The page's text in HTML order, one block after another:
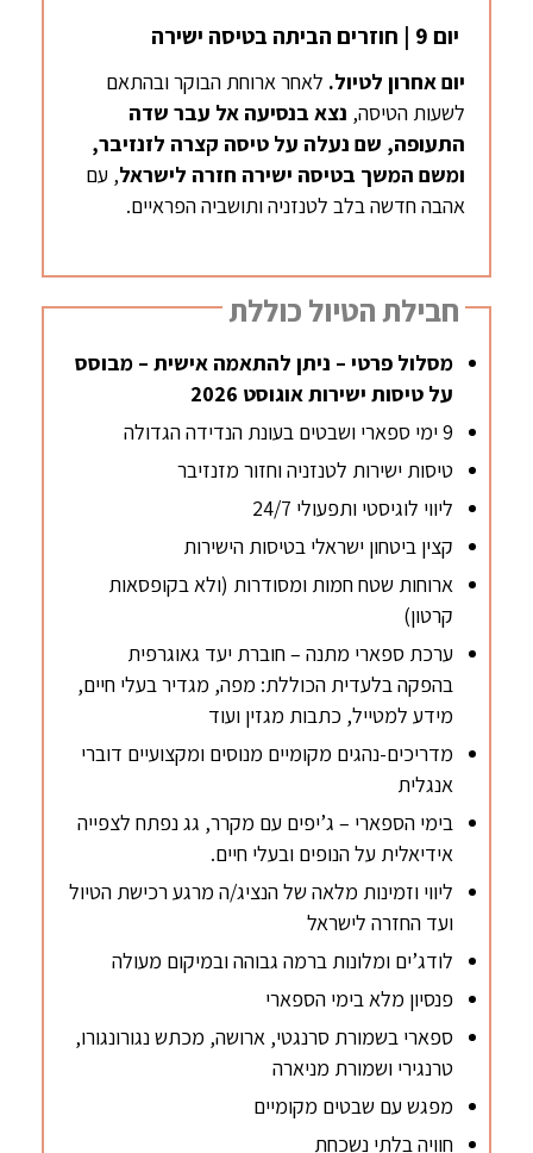
יום 9 | חוזרים הביתה בטיסה ישירה
יום אחרון לטיול. לאחר ארוחת הבוקר ובהתאם
לשעות הטיסה, נצא בנסיעה אל עבר שדה
התעופה, שם נעלה על טיסה קצרה לזנזיבר,
ומשם המשך בטיסה ישירה חזרה לישראל, עם
אהבה חדשה בלב לטנזניה ותושביה הפראיים.
חבילת הטיול כוללת
מסלול פרטי – ניתן להתאמה אישית – מבוסס
על טיסות ישירות אוגוסט 2026
9 ימי ספארי ושבטים בעונת הנדידה הגדולה
טיסות ישירות לטנזניה וחזור מזנזיבר
ליווי לוגיסטי ותפעולי 24/7
קצין ביטחון ישראלי בטיסות הישירות
ארוחות שטח חמות ומסודרות (ולא בקופסאות
קרטון)
ערכת ספארי מתנה – חוברת יעד גאוגרפית
בהפקה בלעדית הכוללת: מפה, מגדיר בעלי חיים,
מידע למטייל, כתבות מגזין ועוד
מדריכים-נהגים מקומיים מנוסים ומקצועיים דוברי
אנגלית
בימי הספארי – ג’יפים עם מקרר, גג נפתח לצפייה
אידיאלית על הנופים ובעלי חיים.
ליווי וזמינות מלאה של הנציג/ה מרגע רכישת הטיול
ועד החזרה לישראל
לודג’ים ומלונות ברמה גבוהה ובמיקום מעולה
פנסיון מלא בימי הספארי
ספארי בשמורת סרנגטי, ארושה, מכתש נגורונגורו,
טרנגירי ושמורת מניארה
מפגש עם שבטים מקומיים
חוויה בלתי נשכחת